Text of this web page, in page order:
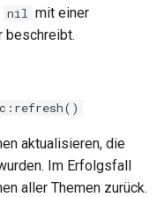
nil mit einer
beschreibt.
aktualisieren, die
Im Erfolgsfall
aller Themen zurück.